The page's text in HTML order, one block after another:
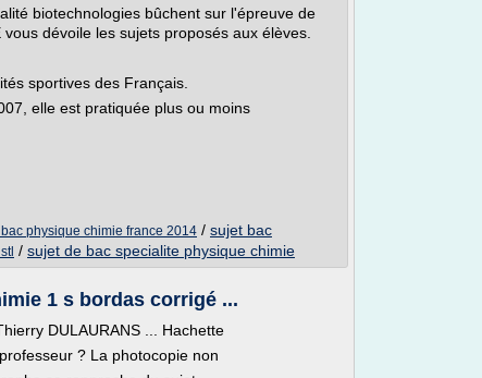
biotechnologies bûchent sur l'épreuve de
dévoile les sujets proposés aux élèves.
sportives des Français.
elle est pratiquée plus ou moins
physique chimie france 2014 / sujet bac
/ sujet de bac specialite physique chimie
1 s bordas corrigé ...
DULAURANS ... Hachette
? La photocopie non